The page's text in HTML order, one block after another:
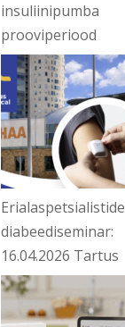
insuliinipumba
prooviperiood
Erialaspetsialistide
diabeediseminar:
16.04.2026 Tartus